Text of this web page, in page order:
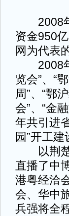
2008年
资金950
网为代表
2008年
览会”、“
周”、“鄂
会”、“金
年共引进
园”开工
以荆楚
直播了中
港粤经洽
会、华中
兵强将全